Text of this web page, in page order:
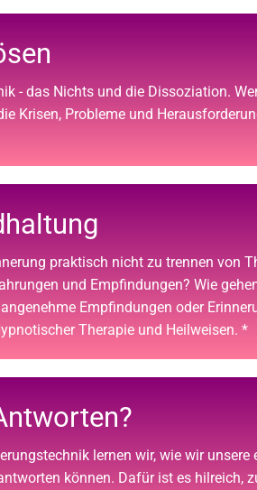
- das Nichts und die Dissoziation.
Krisen, Probleme und
praktisch nicht zu trennen von
und Empfindungen? Wie
Empfindungen oder
Therapie und Heilweisen. *
lernen wir, wie wir unsere
können. Dafür ist es hilreich,